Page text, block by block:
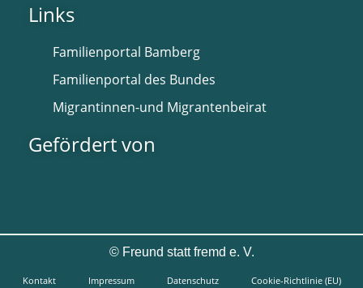
Links
Familienportal Bamberg
Familienportal des Bundes
Migrantinnen-und Migrantenbeirat
Gefördert von
©Freund statt fremd e. V.
Kontakt Impressum Datenschutz Cookie-Richtlinie (EU)